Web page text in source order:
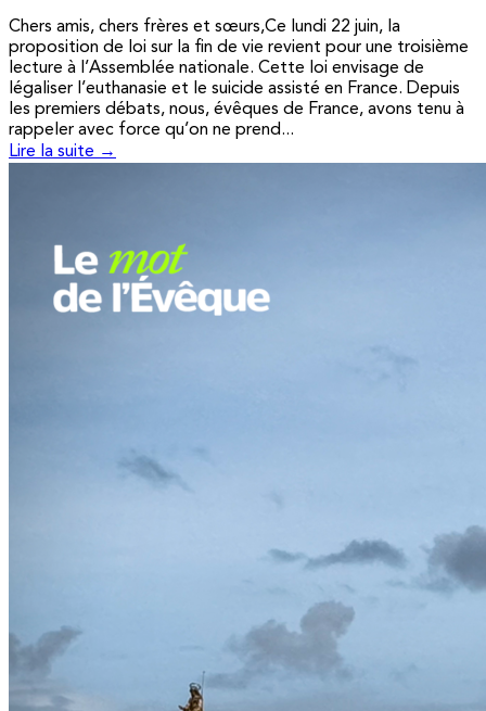
Chers amis, chers frères et sœurs,Ce lundi 22 juin, la
proposition de loi sur la fin de vie revient pour une troisième
lecture à l’Assemblée nationale. Cette loi envisage de
légaliser l’euthanasie et le suicide assisté en France. Depuis
les premiers débats, nous, évêques de France, avons tenu à
rappeler avec force qu’on ne prend...
Lire la suite →